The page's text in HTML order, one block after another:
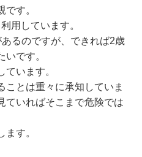
す。
用しています。
るのですが、できれば2歳
いです。
います。
ことは重々に承知していま
ていればそこまで危険では
す。